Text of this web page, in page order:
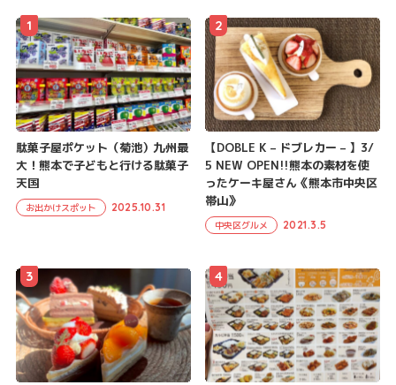
駄菓子屋ポケット（菊池）九州最
大！熊本で子どもと行ける駄菓子
天国
お出かけスポット 2025.10.31
1
【DOBLE K – ドブレカー – 】3/
5 NEW OPEN!!熊本の素材を使
ったケーキ屋さん《熊本市中央区
帯山》
中央区グルメ 2021.3.5
2
3 4